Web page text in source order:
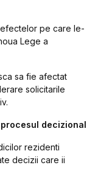
efectelor pe care le-
Lege a
sa fie afectat
solicitarile
decizional
rezidenti
decizii care ii